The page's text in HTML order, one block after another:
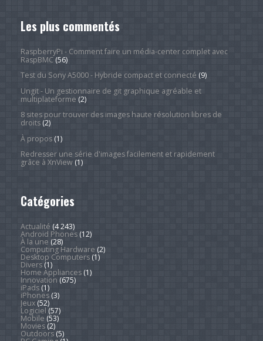
Les plus commentés
RaspberryPi - Comment faire un média-center complet avec
RaspBMC(56)
Test du Sony A5000 - Hybride compact et connecté (9)
Ungit - Un gestionnaire de git graphique agréable et
multiplateforme (2)
8 sites pour trouver des images haute résolution libres de
droits(2)
À propos(1)
Redresser une série d'images facilement et rapidement
grâce à XnView(1)
Catégories
Actualité (4 243)
Android Phones(12)
À la une (28)
Computing Hardware (2)
Desktop Computers(1)
Divers(1)
Home Appliances(1)
Innovation (675)
iPads(1)
iPhones(3)
Jeux(52)
Logiciel (57)
Mobile (53)
Movies(2)
Outdoors(5)